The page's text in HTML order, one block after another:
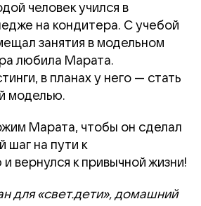
человек учился в
на кондитера. С учебой
занятия в модельном
любила Марата.
в планах у него — стать
моделью.
Марата, чтобы он сделал
шаг на пути к
вернулся к привычной жизни!
для «свет.дети», домашний